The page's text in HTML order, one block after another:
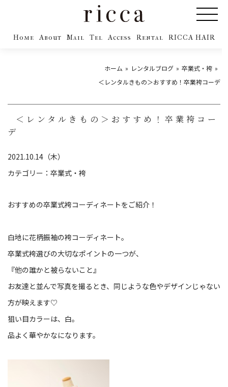
Home About Mail Tel Access Rental RICCA HAIR
ホーム レンタルブログ
卒業式・袴
＜レンタルきもの＞おすすめ！卒業袴コーデ
＜レンタルきもの＞おすすめ！卒業袴コー
デ
2021.10.14（木）
カテゴリー： 卒業式・袴
おすすめの卒業式袴コーディネートをご紹介！
白地に花柄振袖の袴コーディネート。
卒業式袴選びの大切なポイントの一つが、
『他の誰かと被らないこと』
お友達と並んで写真を撮るとき、同じような色やデザインじゃない
方が映えます♡
狙い目カラーは、白。
品よく華やかなになります。